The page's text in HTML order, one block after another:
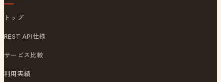
トップ
REST API仕様
サービス比較
利用実績